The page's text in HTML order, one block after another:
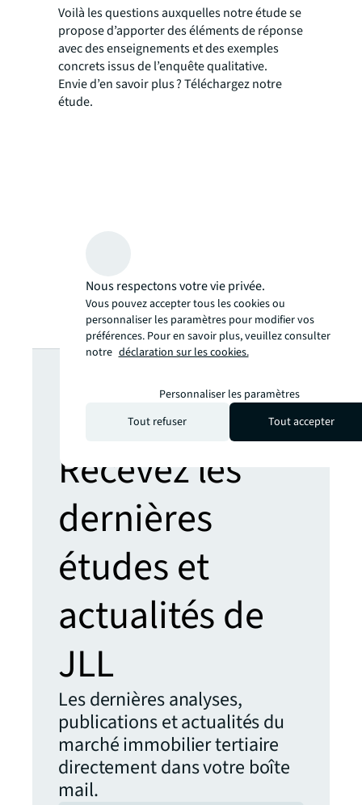
Voilà les questions auxquelles notre étude se
propose d’apporter des éléments de réponse
avec des enseignements et des exemples
concrets issus de l’enquête qualitative.
Envie d’en savoir plus ? Téléchargez notre
étude.
Restez
informé.
Recevez les
dernières
études et
actualités de
JLL
Les dernières analyses,
publications et actualités du
marché immobilier tertiaire
directement dans votre boîte
mail.
Nous respectons votre vie privée.
Vous pouvez accepter tous les cookies ou
personnaliser les paramètres pour modifier vos
préférences. Pour en savoir plus, veuillez consulter
notre déclaration sur les cookies.
Personnaliser les paramètres
Tout refuser
Tout accepter